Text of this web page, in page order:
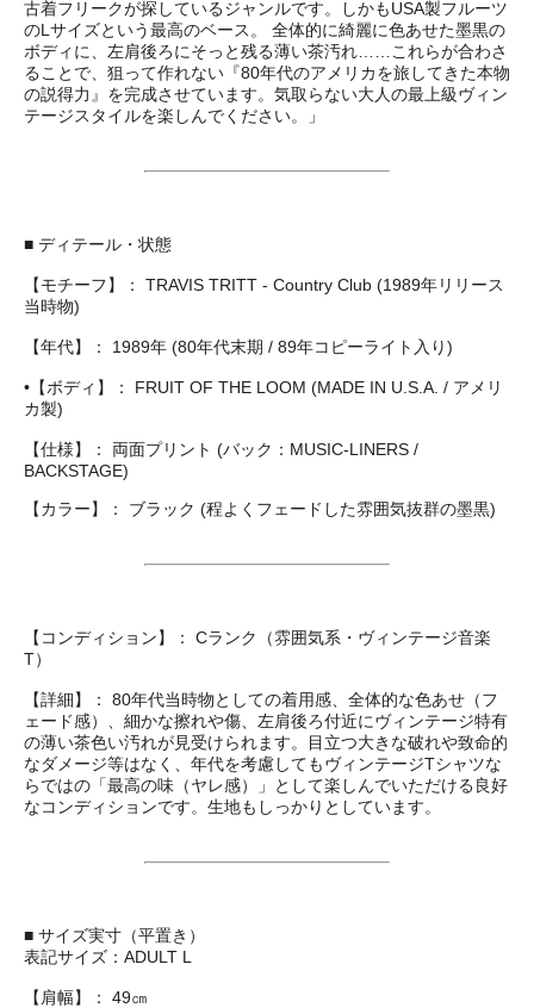
古着フリークが探しているジャンルです。しかもUSA製フルーツ
のLサイズという最高のベース。 全体的に綺麗に色あせた墨黒の
ボディに、左肩後ろにそっと残る薄い茶汚れ……これらが合わさ
ることで、狙って作れない『80年代のアメリカを旅してきた本物
の説得力』を完成させています。気取らない大人の最上級ヴィン
テージスタイルを楽しんでください。」
■ ディテール・状態
【モチーフ】： TRAVIS TRITT - Country Club (1989年リリース
当時物)
【年代】： 1989年 (80年代末期 / 89年コピーライト入り)
•【ボディ】： FRUIT OF THE LOOM (MADE IN U.S.A. / アメリ
カ製)
【仕様】： 両面プリント (バック：MUSIC-LINERS /
BACKSTAGE)
【カラー】： ブラック (程よくフェードした雰囲気抜群の墨黒)
【コンディション】： Cランク（雰囲気系・ヴィンテージ音楽
T）
【詳細】： 80年代当時物としての着用感、全体的な色あせ（フ
ェード感）、細かな擦れや傷、左肩後ろ付近にヴィンテージ特有
の薄い茶色い汚れが見受けられます。目立つ大きな破れや致命的
なダメージ等はなく、年代を考慮してもヴィンテージTシャツな
らではの「最高の味（ヤレ感）」として楽しんでいただける良好
なコンディションです。生地もしっかりとしています。
■ サイズ実寸（平置き）
表記サイズ：ADULT L
【肩幅】： 49㎝